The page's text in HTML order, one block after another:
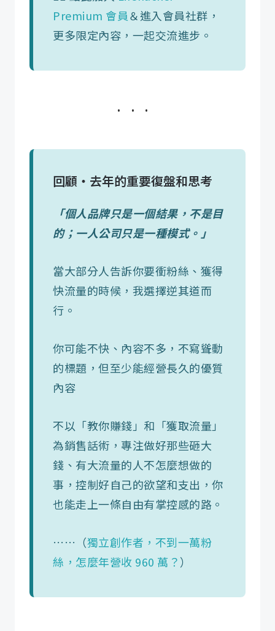
Premium 會員＆進入會員社群，
更多限定內容，一起交流進步。
回顧・去年的重要復盤和思考
「個人品牌只是一個結果，不是目
的；一人公司只是一種模式。」
當大部分人告訴你要衝粉絲、獲得
快流量的時候，我選擇逆其道而
行。
你可能不快、內容不多，不寫聳動
的標題，但至少能經營長久的優質
內容
不以「教你賺錢」和「獲取流量」
為銷售話術，專注做好那些砸大
錢、有大流量的人不怎麼想做的
事，控制好自己的欲望和支出，你
也能走上一條自由有掌控感的路。
……（獨立創作者，不到一萬粉
絲，怎麼年營收 960 萬？）